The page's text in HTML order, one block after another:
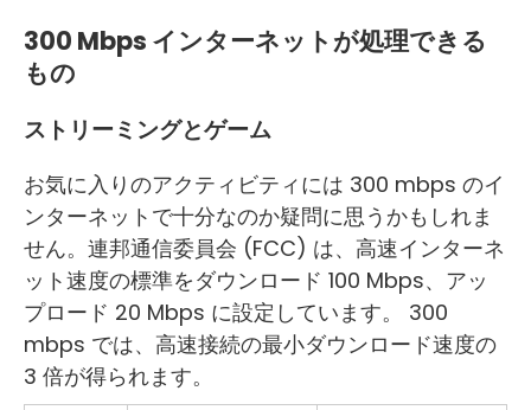
300 Mbps インターネットが処理できる
もの
ストリーミングとゲーム
お気に入りのアクティビティには 300 mbps のイ
ンターネットで十分なのか疑問に思うかもしれま
せん。連邦通信委員会 (FCC) は、高速インターネ
ット速度の標準をダウンロード 100 Mbps、アッ
プロード 20 Mbps に設定しています。 300
mbps では、高速接続の最小ダウンロード速度の
3 倍が得られます。